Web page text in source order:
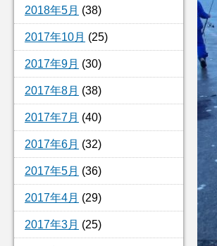
2018年5月 (38)
2017年10月 (25)
2017年9月 (30)
2017年8月 (38)
2017年7月 (40)
2017年6月 (32)
2017年5月 (36)
2017年4月 (29)
2017年3月 (25)